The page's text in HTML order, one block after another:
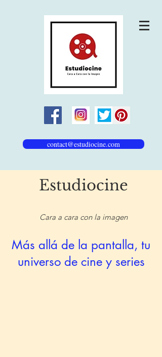
contact@estudiocine.com
Estudiocine
Cara a cara con la imagen
Más allá de la pantalla, tu
universo de cine y series